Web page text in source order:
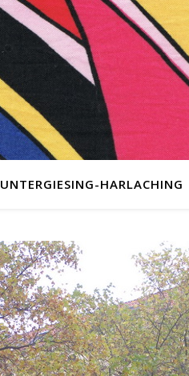
UNTERGIESING-HARLACHING